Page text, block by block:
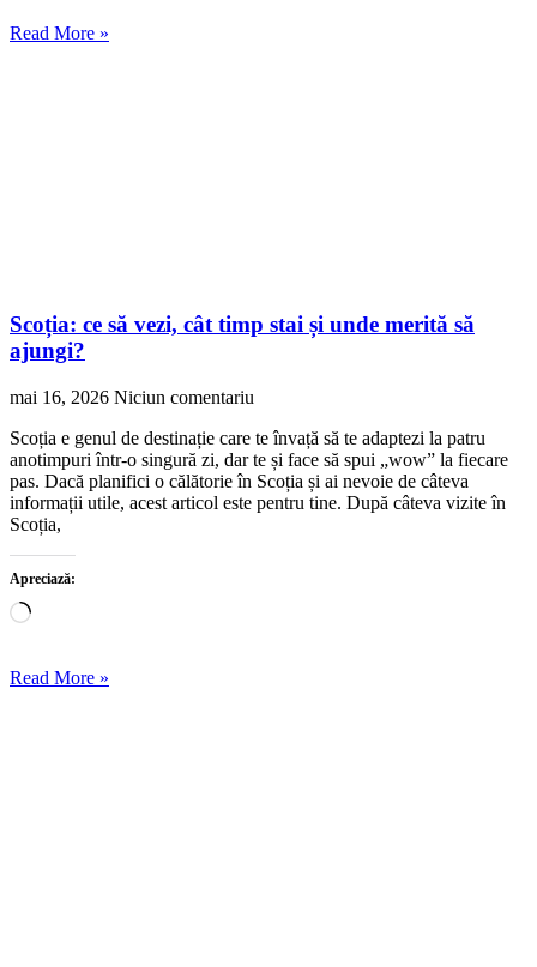
Read More »
Scoția: ce să vezi, cât timp stai și unde merită să
ajungi?
mai 16, 2026 Niciun comentariu
Scoția e genul de destinație care te învață să te adaptezi la patru
anotimpuri într-o singură zi, dar te și face să spui „wow” la fiecare
pas. Dacă planifici o călătorie în Scoția și ai nevoie de câteva
informații utile, acest articol este pentru tine. După câteva vizite în
Scoția,
Apreciază:
Încarc...
Read More »